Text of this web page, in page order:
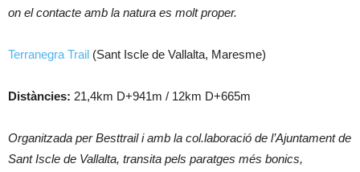
on el contacte amb la natura es molt proper.
Terranegra Trail (Sant Iscle de Vallalta, Maresme)
Distàncies: 21,4km D+941m / 12km D+665m
Organitzada per Besttrail i amb la col.laboració de l’Ajuntament de
Sant Iscle de Vallalta, transita pels paratges més bonics,